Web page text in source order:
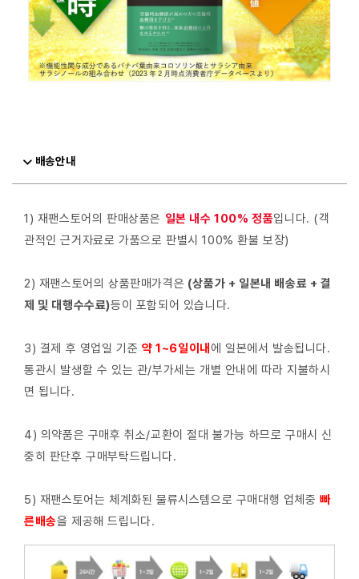
배송안내
1) 재팬스토어의 판매상품은 일본 내수 100% 정품입니다. (객
관적인 근거자료로 가품으로 판별시 100% 환불 보장)
2) 재팬스토어의 상품판매가격은 (상품가 + 일본내 배송료 + 결
제 및 대행수수료)등이 포함되어 있습니다.
3) 결제 후 영업일 기준 약 1~6일이내 에 일본에서 발송됩니다.
통관시 발생할 수 있는 관/부가세는 개별 안내에 따라 지불하시
면 됩니다.
4) 의약품은 구매후 취소/교환이 절대 불가능 하므로 구매시 신
중히 판단후 구매부탁드립니다.
5) 재팬스토어는 체계화된 물류시스템으로 구매대행 업체중빠
른배송을 제공해 드립니다.